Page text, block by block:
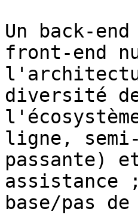
Un back-
front-end
diversité
ligne,
passante)
assistance
base/pas